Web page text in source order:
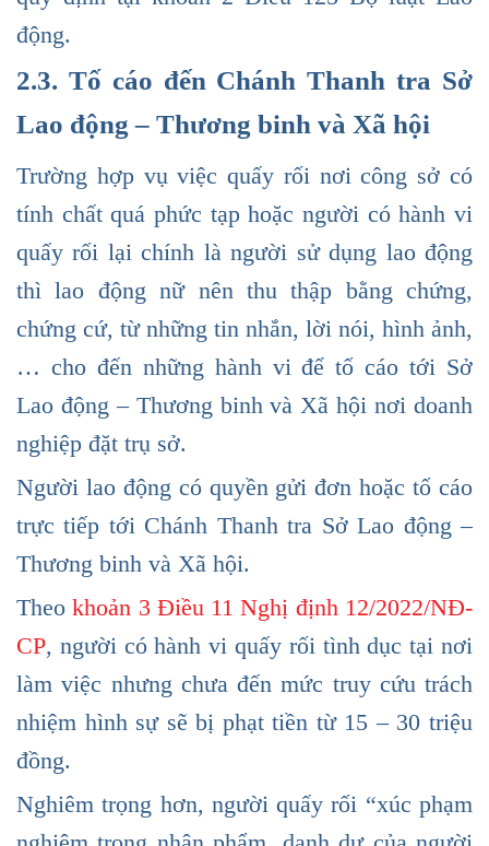
động.
2.3. Tố cáo đến Chánh Thanh tra Sở
Lao động – Thương binh và Xã hội
Trường hợp vụ việc quấy rối nơi công sở có
tính chất quá phức tạp hoặc người có hành vi
quấy rối lại chính là người sử dụng lao động
thì lao động nữ nên thu thập bằng chứng,
chứng cứ, từ những tin nhắn, lời nói, hình ảnh,
… cho đến những hành vi để tố cáo tới Sở
Lao động – Thương binh và Xã hội nơi doanh
nghiệp đặt trụ sở.
Người lao động có quyền gửi đơn hoặc tố cáo
trực tiếp tới Chánh Thanh tra Sở Lao động –
Thương binh và Xã hội.
Theokhoản 3 Điều 11 Nghị định 12/2022/NĐ-
CP, người có hành vi quấy rối tình dục tại nơi
làm việc nhưng chưa đến mức truy cứu trách
nhiệm hình sự sẽ bị phạt tiền từ 15 – 30 triệu
đồng.
Nghiêm trọng hơn, người quấy rối “xúc phạm